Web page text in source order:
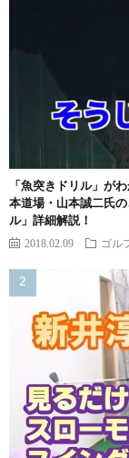
「魚突きドリル」が
本道場・山本誠二氏
ル」詳細解説！
2018.02.09 ゴル